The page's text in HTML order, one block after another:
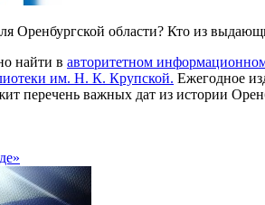
Оренбургской области? Кто из
найти в авторитетном
им. Н. К. Крупской. Ежегодное
перечень важных дат из истории